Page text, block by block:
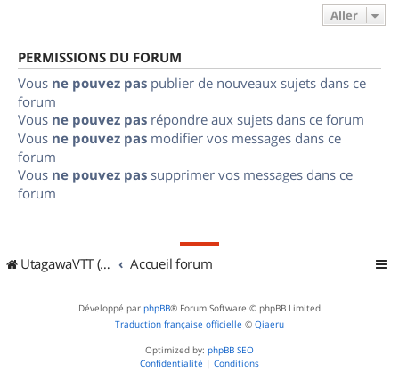
Aller
PERMISSIONS DU FORUM
Vous ne pouvez pas publier de nouveaux sujets dans ce
forum
Vous ne pouvez pas répondre aux sujets dans ce forum
Vous ne pouvez pas modifier vos messages dans ce
forum
Vous ne pouvez pas supprimer vos messages dans ce
forum
UtagawaVTT (Randos VTT et VTTAE avec traces GPS) Accueil forum
Développé par phpBB® Forum Software © phpBB Limited
Traduction française officielle © Qiaeru
Optimized by: phpBB SEO
Confidentialité | Conditions